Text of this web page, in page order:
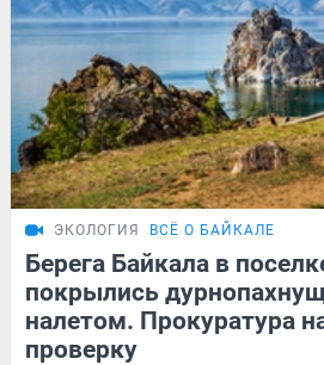
ЭКОЛОГИЯ ВСЁ О БАЙКАЛЕ
Берега Байкала в
покрылись
налетом. Прокуратура
проверку